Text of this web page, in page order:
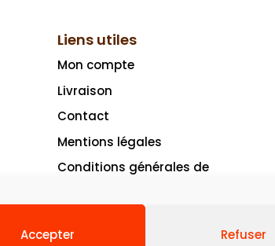
Accepter Refuser
Liens utiles
Mon compte
Livraison
Contact
Mentions légales
Conditions générales de